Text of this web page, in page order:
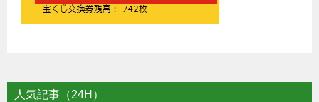
人気記事（24H）